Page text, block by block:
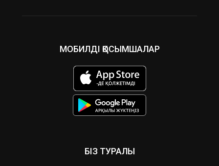
МОБИЛДІ ҚОСЫМШАЛАР
БІЗ ТУРАЛЫ